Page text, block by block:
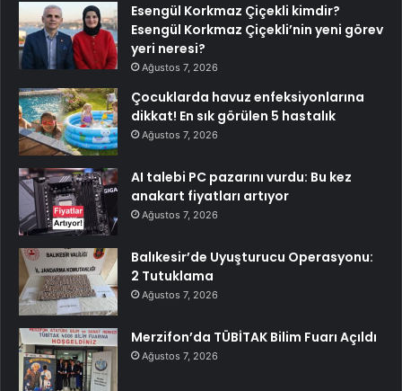
Esengül Korkmaz Çiçekli kimdir?
Esengül Korkmaz Çiçekli’nin yeni görev
yeri neresi?
Ağustos 7, 2026
Çocuklarda havuz enfeksiyonlarına
dikkat! En sık görülen 5 hastalık
Ağustos 7, 2026
AI talebi PC pazarını vurdu: Bu kez
anakart fiyatları artıyor
Ağustos 7, 2026
Balıkesir’de Uyuşturucu Operasyonu:
2 Tutuklama
Ağustos 7, 2026
Merzifon’da TÜBİTAK Bilim Fuarı Açıldı
Ağustos 7, 2026